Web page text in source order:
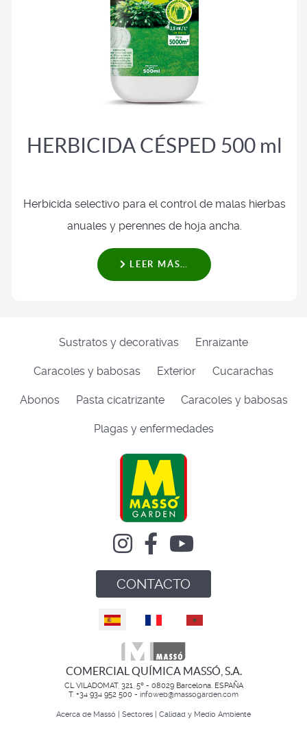
HERBICIDA CÉSPED 500 ml
Herbicida selectivo para el control de malas hierbas
anuales y perennes de hoja ancha.
LEER MÁS…
Sustratos y decorativas Enraizante
Caracoles y babosas Exterior Cucarachas
Abonos Pasta cicatrizante Caracoles y babosas
Plagas y enfermedades
CONTACTO
Seleccione su idioma
COMERCIAL QUÍMICA MASSÓ, S.A.
CL VILADOMAT, 321, 5º - 08029 Barcelona. ESPAÑA
T. +34 934 952 500 - infoweb@massogarden.com
Acerca de Massó Sectores Calidad y Medio Ambiente